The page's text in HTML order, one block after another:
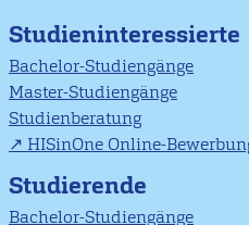
Studieninteressierte
Bachelor-Studiengänge
Master-Studiengänge
Studienberatung
HISinOne Online-
Studierende
Bachelor-Studiengänge